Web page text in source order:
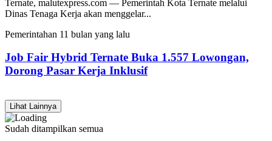
Ternate, malutexpress.com — Pemerintah Kota Ternate melalui
Dinas Tenaga Kerja akan menggelar...
Pemerintahan 11 bulan yang lalu
Job Fair Hybrid Ternate Buka 1.557 Lowongan,
Dorong Pasar Kerja Inklusif
Lihat Lainnya
Sudah ditampilkan semua